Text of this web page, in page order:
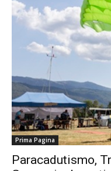
Prima Pagina
Paracadutismo,